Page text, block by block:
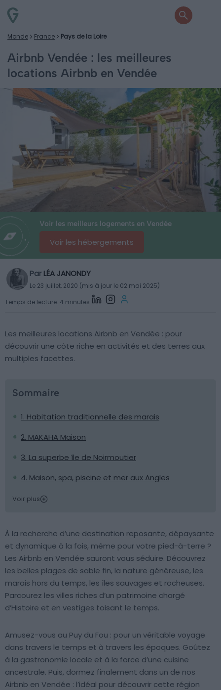
Monde France Pays de la Loire
Airbnb Vendée : les meilleures
locations Airbnb en Vendée
Voir les meilleurs logements en Vendée
Voir les hébergements
Par LÉA JANONDY
Le 23 juillet, 2020 (mis à jour le 02 mai 2025)
Temps de lecture: 4 minutes
Les meilleures locations Airbnb en Vendée : pour
découvrir une côte riche en activités et des terres aux
multiples facettes.
Sommaire
1. Habitation traditionnelle des marais
2. MAKAHA Maison
3. La superbe île de Noirmoutier
4. Maison, spa, piscine et mer aux Angles
Voir plus
À la recherche d’une destination reposante, dépaysante
et dynamique à la fois, même pour votre pied-à-terre ?
Les Airbnb en Vendée sauront vous séduire. Découvrez
les belles plages de sable fin, la nature généreuse, les
marais hors du temps, les îles sauvages et rocheuses.
Parcourez les villes riches d’un patrimoine chargé
d’Histoire et en vestiges toisant le temps.
Amusez-vous au Puy du Fou : pour un véritable voyage
dans travers le temps et à travers les époques. Goûtez
à la gastronomie locale et à la force d’une cuisine
ancestrale. Puis, dormez finalement dans un de nos
Airbnb en Vendée : l’idéal pour découvrir cette région